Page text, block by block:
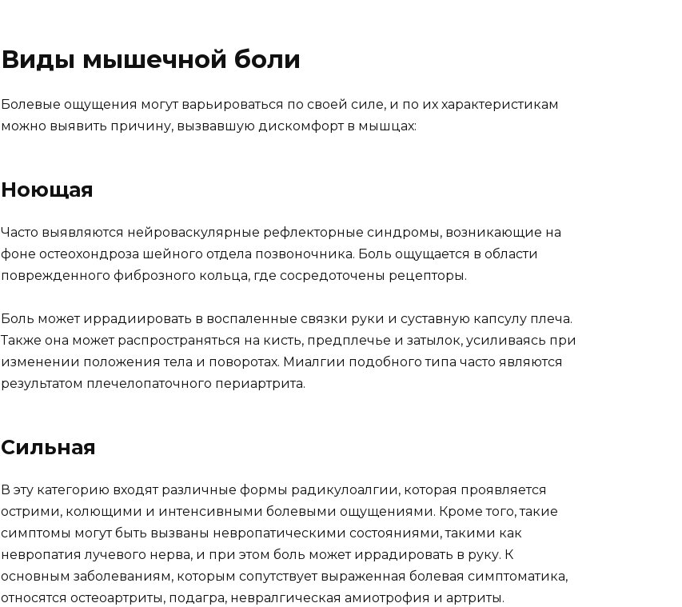
Виды мышечной боли
Болевые ощущения могут варьироваться по своей силе, и по их характеристикам
можно выявить причину, вызвавшую дискомфорт в мышцах:
Ноющая
Часто выявляются нейроваскулярные рефлекторные синдромы, возникающие на
фоне остеохондроза шейного отдела позвоночника. Боль ощущается в области
поврежденного фиброзного кольца, где сосредоточены рецепторы.
Боль может иррадиировать в воспаленные связки руки и суставную капсулу плеча.
Также она может распространяться на кисть, предплечье и затылок, усиливаясь при
изменении положения тела и поворотах. Миалгии подобного типа часто являются
результатом плечелопаточного периартрита.
Сильная
В эту категорию входят различные формы радикулоалгии, которая проявляется
острими, колющими и интенсивными болевыми ощущениями. Кроме того, такие
симптомы могут быть вызваны невропатическими состояниями, такими как
невропатия лучевого нерва, и при этом боль может иррадировать в руку. К
основным заболеваниям, которым сопутствует выраженная болевая симптоматика,
относятся остеоартриты, подагра, невралгическая амиотрофия и артриты.